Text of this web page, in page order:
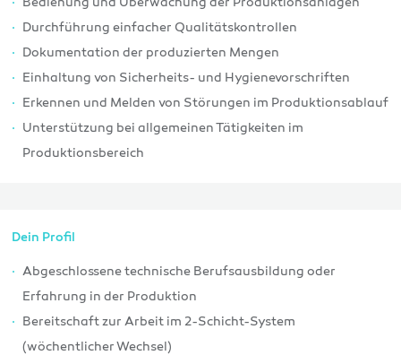
Bedienung und Überwachung der Produktionsanlagen
Durchführung einfacher Qualitätskontrollen
Dokumentation der produzierten Mengen
Einhaltung von Sicherheits- und Hygienevorschriften
Erkennen und Melden von Störungen im Produktionsablauf
Unterstützung bei allgemeinen Tätigkeiten im
Produktionsbereich
Dein Profil
Abgeschlossene technische Berufsausbildung oder
Erfahrung in der Produktion
Bereitschaft zur Arbeit im 2-Schicht-System
(wöchentlicher Wechsel)